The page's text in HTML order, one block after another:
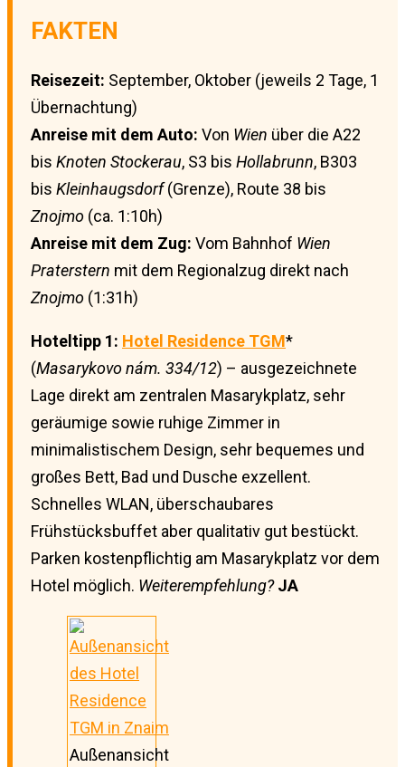
FAKTEN
Reisezeit: September, Oktober (jeweils 2 Tage, 1
Übernachtung)
Anreise mit dem Auto: Von Wien über die A22
bis Knoten Stockerau, S3 bis Hollabrunn, B303
bis Kleinhaugsdorf(Grenze), Route 38 bis
Znojmo (ca. 1:10h)
Anreise mit dem Zug: Vom Bahnhof Wien
Praterstern mit dem Regionalzug direkt nach
Znojmo (1:31h)
Hoteltipp 1: Hotel Residence TGM*
(Masarykovo nám. 334/12) – ausgezeichnete
Lage direkt am zentralen Masarykplatz, sehr
geräumige sowie ruhige Zimmer in
minimalistischem Design, sehr bequemes und
großes Bett, Bad und Dusche exzellent.
Schnelles WLAN, überschaubares
Frühstücksbuffet aber qualitativ gut bestückt.
Parken kostenpflichtig am Masarykplatz vor dem
Hotel möglich. Weiterempfehlung? JA
Außenansicht